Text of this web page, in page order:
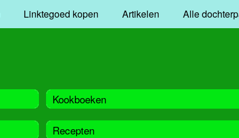
Linktegoed kopen Artikelen Alle
Kookboeken
Recepten